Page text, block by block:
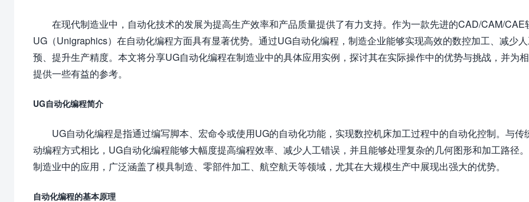
在现代制造业中，自动化技术的发展为提高生产效率和产品质量提供了有力支持。作为一款先进的CAD/CAM/CAE
UG（Unigraphics）在自动化编程方面具有显著优势。通过UG自动化编程，制造企业能够实现高效的数控加工、减少
预、提升生产精度。本文将分享UG自动化编程在制造业中的具体应用实例，探讨其在实际操作中的优势与挑战，并为
提供一些有益的参考。
UG自动化编程简介
UG自动化编程是指通过编写脚本、宏命令或使用UG的自动化功能，实现数控机床加工过程中的自动化控制。与传
动编程方式相比，UG自动化编程能够大幅度提高编程效率、减少人工错误，并且能够处理复杂的几何图形和加工路径
制造业中的应用，广泛涵盖了模具制造、零部件加工、航空航天等领域，尤其在大规模生产中展现出强大的优势。
自动化编程的基本原理